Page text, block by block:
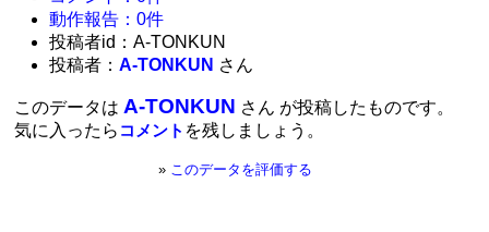
動作報告：0件
投稿者id：A-TONKUN
投稿者：A-TONKUN さん
このデータは A-TONKUN さん が投稿したものです。
気に入ったら コメント を残しましょう。
» このデータを評価する